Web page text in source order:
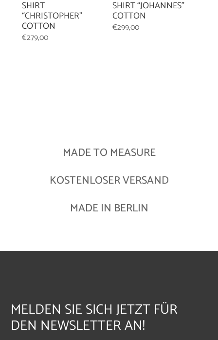
SHIRT
“CHRISTOPHER”
COTTON
€279,00
SHIRT “JOHANNES”
COTTON
€299,00
MADE TO MEASURE
KOSTENLOSER VERSAND
MADE IN BERLIN
MELDEN SIE SICH JETZT FÜR
DEN NEWSLETTER AN!